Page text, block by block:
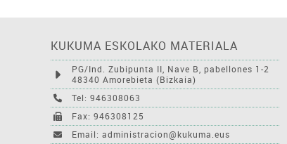
KUKUMA ESKOLAKO MATERIALA
PG/Ind. Zubipunta II, Nave B, pabellones 1-2
48340 Amorebieta (Bizkaia)
Tel: 946308063
Fax: 946308125
Email: administracion@kukuma.eus